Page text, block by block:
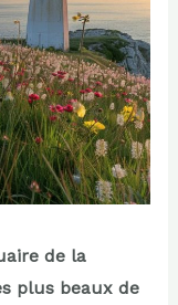
de la
plus beaux de